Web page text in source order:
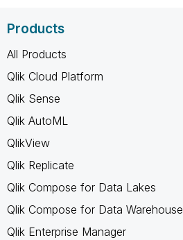
Products
All Products
Qlik Cloud Platform
Qlik Sense
Qlik AutoML
QlikView
Qlik Replicate
Qlik Compose for Data Lakes
Qlik Compose for Data Warehouse
Qlik Enterprise Manager